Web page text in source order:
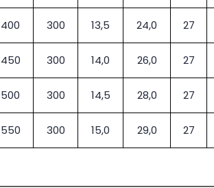
400 300 13,5 24,0 27
450 300 14,0 26,0 27
500 300 14,5 28,0 27
550 300 15,0 29,0 27